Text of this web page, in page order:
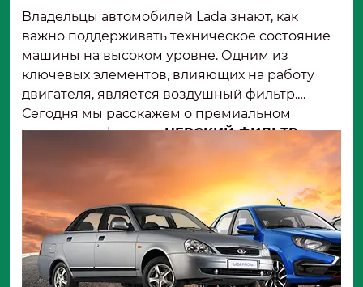
Владельцы автомобилей Lada знают, как
важно поддерживать техническое состояние
машины на высоком уровне. Одним из
ключевых элементов, влияющих на работу
двигателя, является воздушный фильтр.
Сегодня мы расскажем о премиальном
воздушном фильтреНЕВСКИЙ ФИЛЬТР
NF5001MBC, который подходит для
большинства моделей Lada, включаяГранту,
Калину и Приору
. Этот фильтр выделяется
среди конкурентов благодаря своим
уникальным характеристикам и
инновационным технологиям.